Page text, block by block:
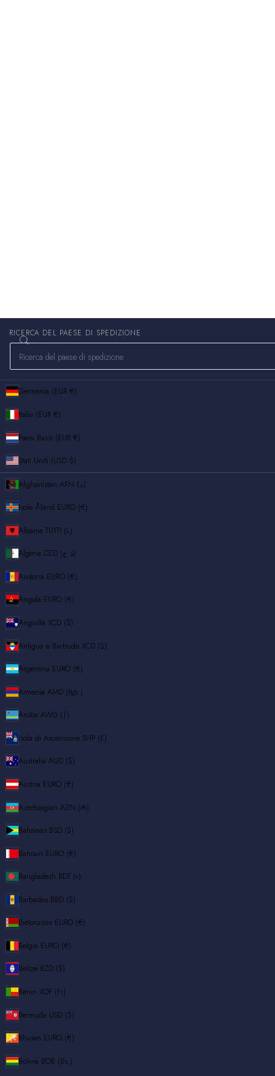
RICERCA DEL PAESE DI SPEDIZIONE
Germania (EUR €)
Italia (EUR €)
Paesi Bassi (EUR €)
Stati Uniti (USD $)
Afghanistan AFN (؋)
Isole Åland EURO (€)
Albania TUTTI (L)
Algeria DZD (د.ج)
Andorra EURO (€)
Angola EURO (€)
Anguilla XCD ($)
Antigua e Barbuda XCD ($)
Argentina EURO (€)
Armenia AMD (դր.)
Aruba AWG (ƒ)
Isola di Ascensione SHP (£)
Australia AUD ($)
Austria EURO (€)
Azerbaigian AZN (₼)
Bahamas BSD ($)
Bahrain EURO (€)
Bangladesh BDT (৳)
Barbados BBD ($)
Bielorussia EURO (€)
Belgio EURO (€)
Belize BZD ($)
Benin XOF (Fr)
Bermuda USD ($)
Bhutan EURO (€)
Bolivia BOB (Bs.)